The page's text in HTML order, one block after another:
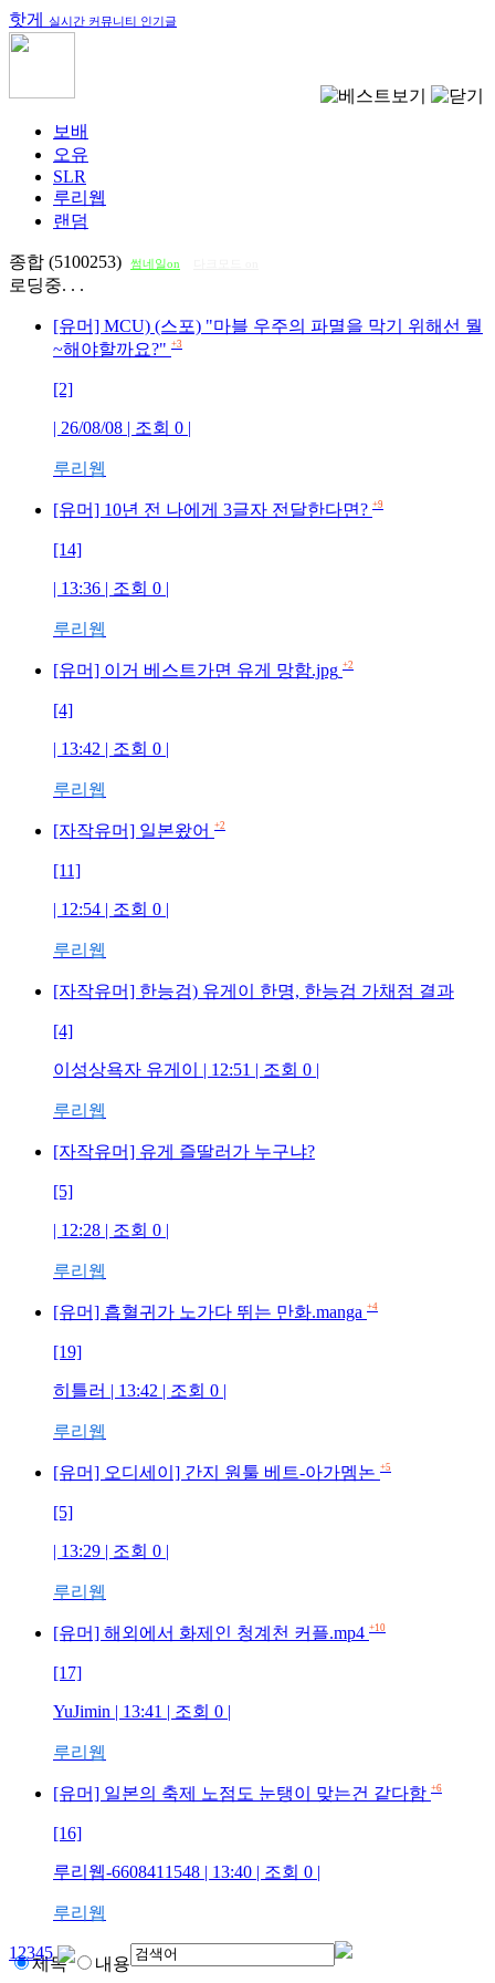
핫게 실시간 커뮤니티 인기글
보배
오유
SLR
루리웹
랜덤
종합 (5100253) 썸네일on
로딩중. . .
[유머] MCU) (스포) "마블 우주의 파멸을 막기 위해선 뭘
~해야할까요?" +3
[2]
| 26/08/08 | 조회 0 |
루리웹
[유머] 10년 전 나에게 3글자 전달한다면? +9
[14]
| 13:36 | 조회 0 |
루리웹
[유머] 이거 베스트가면 유게 망함.jpg +2
[4]
| 13:42 | 조회 0 |
루리웹
[자작유머] 일본왔어 +2
[11]
| 12:54 | 조회 0 |
루리웹
[자작유머] 한능검) 유게이 한명, 한능검 가채점 결과
[4]
이성상욕자 유게이 | 12:51 | 조회 0 |
루리웹
[자작유머] 유게 즐딸러가 누구냐?
[5]
| 12:28 | 조회 0 |
루리웹
[유머] 흡혈귀가 노가다 뛰는 만화.manga +4
[19]
히틀러 | 13:42 | 조회 0 |
루리웹
[유머] 오디세이] 간지 원툴 베트-아가멤논 +5
[5]
| 13:29 | 조회 0 |
루리웹
[유머] 해외에서 화제인 청계천 커플.mp4 +10
[17]
YuJimin | 13:41 | 조회 0 |
루리웹
[유머] 일본의 축제 노점도 눈탱이 맞는건 같다함 +6
[16]
루리웹-6608411548 | 13:40 | 조회 0 |
루리웹
12345
제목 내용